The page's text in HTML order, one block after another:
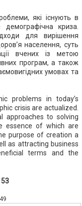
які існують в
демографічна криза.
для вирішення
населення, суть
вчених із метою
програм, а також
умовах та
problems in today’s
crisis are actualized.
approaches to solving
essence of which are
purpose of creation a
as attracting business
terms and the